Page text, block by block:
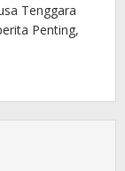
Tenggara
Penting,